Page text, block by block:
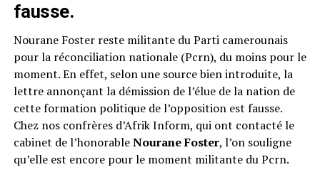
fausse.
Nourane Foster reste militante du Parti camerounais
pour la réconciliation nationale (Pcrn), du moins pour le
moment. En effet, selon une source bien introduite, la
lettre annonçant la démission de l’élue de la nation de
cette formation politique de l’opposition est fausse.
Chez nos confrères d’Afrik Inform, qui ont contacté le
cabinet de l’honorableNourane Foster, l’on souligne
qu’elle est encore pour le moment militante du Pcrn.